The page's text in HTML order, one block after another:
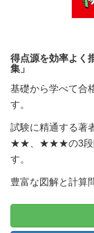
得点源を効率よく
集」
基礎から学べて合
す。
試験に精通する著
★★、★★★の3段階
す。
豊富な図解と計算